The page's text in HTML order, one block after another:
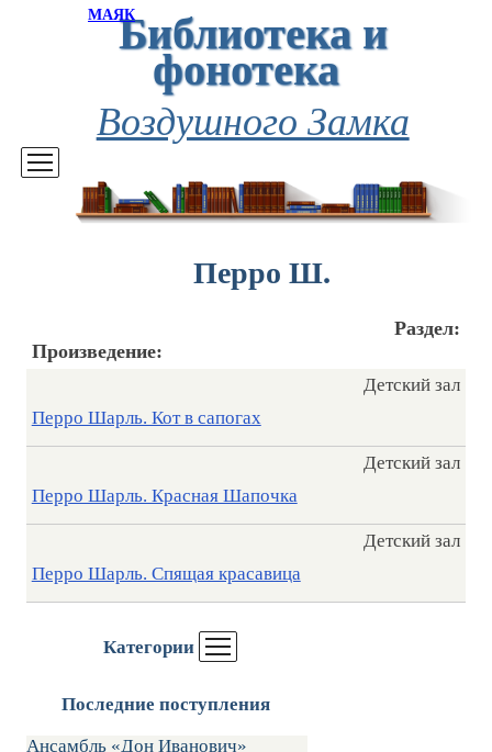
МАЯКБиблиотека и
фонотека
Воздушного Замка
Категории
Последние поступления
Ансамбль «Дон Иванович»
Перро Ш.
Произведение:
Раздел:
Перро Шарль. Кот в сапогах
Детский зал
Перро Шарль. Красная Шапочка
Детский зал
Перро Шарль. Спящая красавица
Детский зал